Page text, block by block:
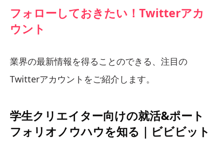
フォローしておきたい！Twitterアカ
ウント
業界の最新情報を得ることのできる、注目の
Twitterアカウントをご紹介します。
学生クリエイター向けの就活&ポート
フォリオノウハウを知る｜ビビビット